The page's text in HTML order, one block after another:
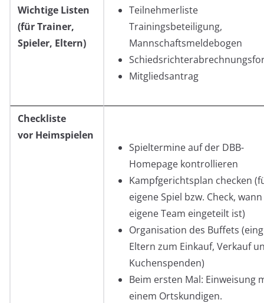
Wichtige Listen
(für Trainer,
Spieler, Eltern)
Teilnehmerliste
Trainingsbeteiligung,
Mannschaftsmeldebogen
Mitgliedsantrag
Checkliste
vor Heimspielen
Spieltermine auf der DBB-
Homepage kontrollieren
Kampfgerichtsplan checken
eigene Spiel bzw. Check,
eigene Team eingeteilt ist)
Organisation des Buffets
Eltern zum Einkauf, Verkauf
Kuchenspenden)
Beim ersten Mal: Einweisung
einem Ortskundigen.